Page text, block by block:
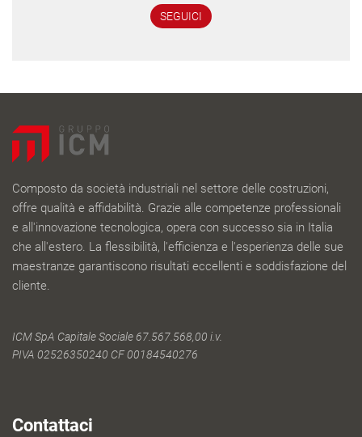
SEGUICI
Composto da società industriali nel settore delle costruzioni,
offre qualità e affidabilità. Grazie alle competenze professionali
e all'innovazione tecnologica, opera con successo sia in Italia
che all'estero. La flessibilità, l'efficienza e l'esperienza delle sue
maestranze garantiscono risultati eccellenti e soddisfazione del
cliente.
ICM SpA Capitale Sociale 67.567.568,00 i.v.
PIVA 02526350240 CF 00184540276
Contattaci